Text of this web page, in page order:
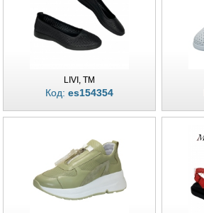
LIVI, TM
Код: es154354